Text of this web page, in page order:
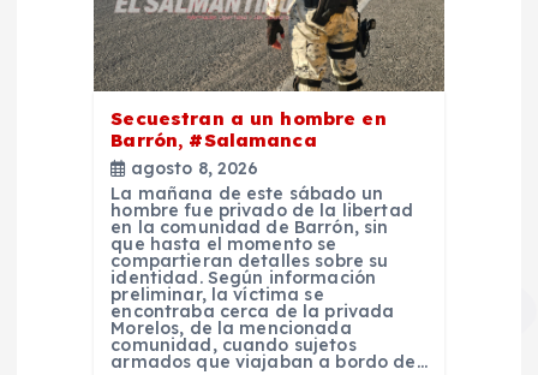
Secuestran a un hombre en
Barrón, #Salamanca
agosto 8, 2026
La mañana de este sábado un
hombre fue privado de la libertad
en la comunidad de Barrón, sin
que hasta el momento se
compartieran detalles sobre su
identidad. Según información
preliminar, la víctima se
encontraba cerca de la privada
Morelos, de la mencionada
comunidad, cuando sujetos
armados que viajaban a bordo de…